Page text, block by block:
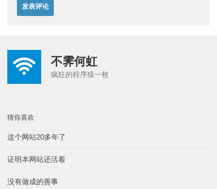
不霁何虹
疯狂的程序猿一枚
猜你喜欢
这个网站20多年了
证明本网站还活着
没有做成的善事